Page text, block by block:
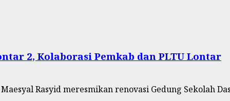
2, Kolaborasi Pemkab dan PLTU Lontar
Rasyid meresmikan renovasi Gedung Sekolah